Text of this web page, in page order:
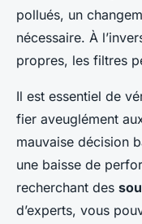
pollués, un
nécessaire. À
propres, les filtres
Il est essentiel de
fier aveuglément
mauvaise décision
une baisse de
recherchant des
d’experts, vous